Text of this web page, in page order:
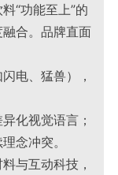
“功能至上”的
合。品牌直面
电、猛兽），
化视觉语言；
理念冲突。
与互动科技，